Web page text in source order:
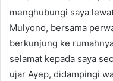
menghubungi saya
Mulyono, bersama
berkunjung ke
selamat kepada saya
ujar Ayep, didampingi